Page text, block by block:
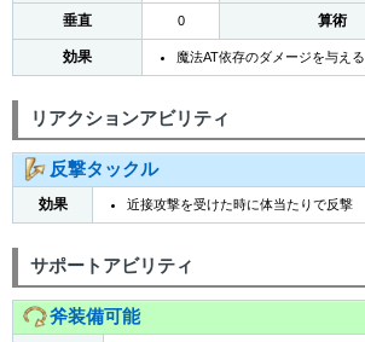
垂直 0 算術
効果 魔法AT依存のダメージを与える
リアクションアビリティ
反撃タックル
効果 近接攻撃を受けた時に体当たりで反撃
サポートアビリティ
斧装備可能